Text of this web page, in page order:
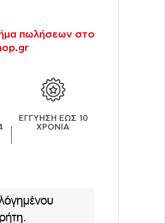
πωλήσεων στο
ΕΓΓΥΗΣΗ ΕΩΣ 10
ΧΡΟΝΙΑ